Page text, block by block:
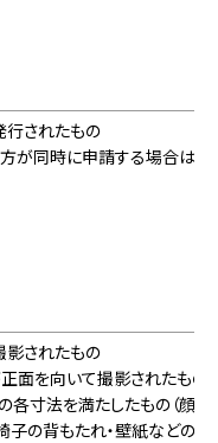
されたもの
同時に申請する場合は、1
されたもの
面を向いて撮影されたもの
各寸法を満たしたもの（顔の
子の背もたれ・壁紙などの